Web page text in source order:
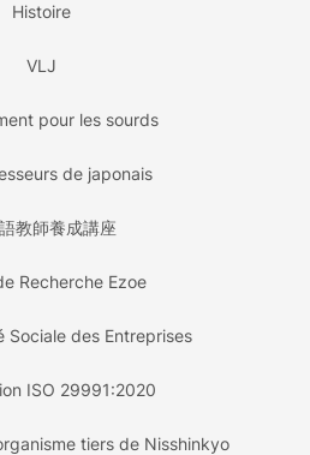
Histoire
VLJ
pour les sourds
de japonais
教師養成講座
Recherche Ezoe
Sociale des Entreprises
ISO 29991:2020
tiers de Nisshinkyo